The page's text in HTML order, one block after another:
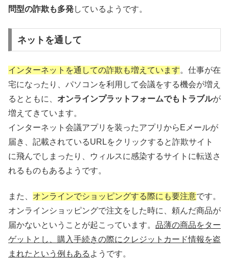
問型の詐欺も多発しているようです。
ネットを通して
インターネットを通しての詐欺も増えています。仕事が在
宅になったり、パソコンを利用して会議をする機会が増え
るとともに、 オンラインプラットフォームでもトラブルが
増えてきています。
インターネット会議アプリを装ったアプリからEメールが
届き、記載されているURLをクリックすると詐欺サイト
に飛んでしまったり、ウィルスに感染するサイトに転送さ
れるものもあるようです。
また、 オンラインでショッピングする際にも要注意です。
オンラインショッピングで注文をした時に、頼んだ商品が
届かないということが起こっています。 品薄の商品をター
ゲットとし、購入手続きの際にクレジットカード情報を盗
まれたという例もある ようです。